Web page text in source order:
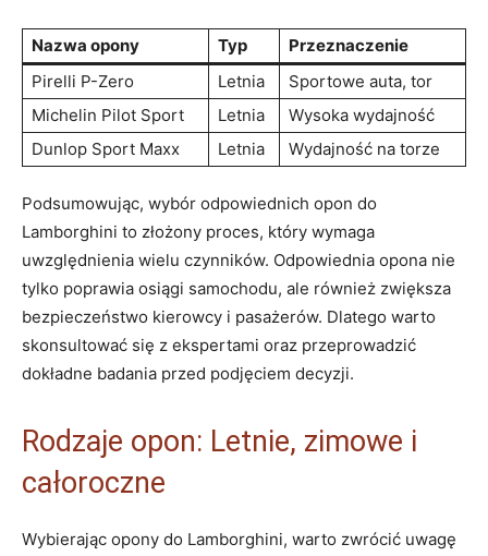
Nazwa opony Typ
Przeznaczenie
Pirelli P-Zero
Letnia
Sportowe auta, tor
Michelin Pilot Sport
Letnia
Wysoka wydajność
Dunlop Sport Maxx
Letnia Wydajność na torze
Podsumowując, wybór odpowiednich opon do
Lamborghini to złożony proces, który wymaga
uwzględnienia wielu czynników. Odpowiednia opona nie
tylko poprawia osiągi samochodu, ale również zwiększa
bezpieczeństwo kierowcy i pasażerów. Dlatego warto
skonsultować się z ekspertami oraz przeprowadzić
dokładne badania przed podjęciem decyzji.
Rodzaje opon: Letnie, zimowe i
całoroczne
Wybierając opony do Lamborghini, warto zwrócić uwagę